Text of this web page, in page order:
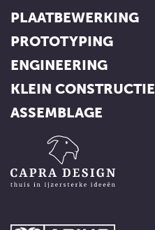
PLAATBEWERKING
PROTOTYPING
ENGINEERING
KLEIN CONSTRUCTIE
ASSEMBLAGE